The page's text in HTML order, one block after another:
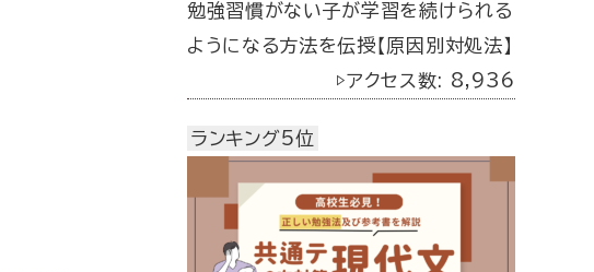
勉強習慣がない子が学習を続けられる
ようになる方法を伝授【原因別対処法】
▷アクセス数: 8,936
ランキング5位